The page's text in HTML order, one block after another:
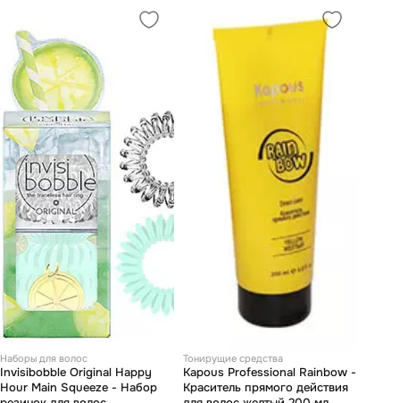
Наборы для волос
Invisibobble Original Happy
Hour Main Squeeze - Набор
Тонирущие средства
Kapous Professional Rainbow -
Краситель прямого действия